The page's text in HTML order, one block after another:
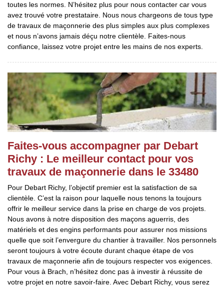
toutes les normes. N’hésitez plus pour nous contacter car vous
avez trouvé votre prestataire. Nous nous chargeons de tous type
de travaux de maçonnerie des plus simples aux plus complexes
et nous n’avons jamais déçu notre clientèle. Faites-nous
confiance, laissez votre projet entre les mains de nos experts.
Faites-vous accompagner par Debart
Richy : Le meilleur contact pour vos
travaux de maçonnerie dans le 33480
Pour Debart Richy, l’objectif premier est la satisfaction de sa
clientèle. C’est la raison pour laquelle nous tenons la toujours
offrir le meilleur service dans la prise en charge de vos projets.
Nous avons à notre disposition des maçons aguerris, des
matériels et des engins performants pour assurer nos missions
quelle que soit l’envergure du chantier à travailler. Nos personnels
seront toujours à votre écoute durant chaque étape de vos
travaux de maçonnerie afin de toujours respecter vos exigences.
Pour vous à Brach, n’hésitez donc pas à investir à réussite de
votre projet en notre savoir-faire. Avec Debart Richy, vous serez